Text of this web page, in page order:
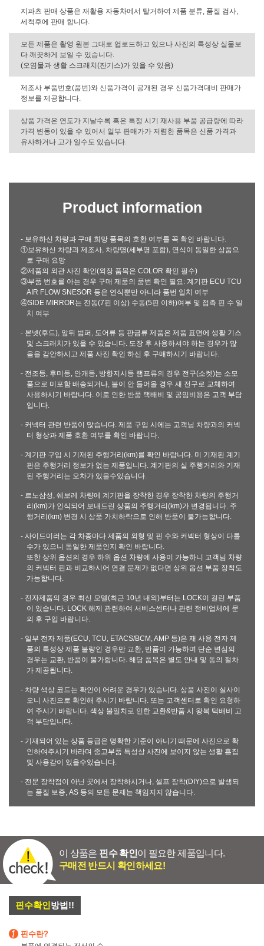
지파츠 판매 상품은 재활용 자동차에서 탈거하여 제품 분류, 품질 검사,
세척후에 판매 합니다.
모든 제품은 촬영 원본 그대로 업로드하고 있으나 사진의 특성상 실물보
다 깨끗하게 보일 수 있습니다.
(오염물과 생활 스크래치(잔기스)가 있을 수 있음)
제조사 부품번호(품번)와 신품가격이 공개된 경우 신품가격대비 판매가
정보를 제공합니다.
상품 가격은 연도가 지날수록 혹은 특정 시기 재사용 부품 공급량에 따라
가격 변동이 있을 수 있어서 일부 판매가가 저렴한 품목은 신품 가격과
유사하거나 고가 일수도 있습니다.
Product information
- 보유하신 차량과 구매 희망 품목의 호환 여부를 꼭 확인 바랍니다.
①보유하신 차량과 제조사, 차량명(세부명 포함), 연식이 동일한 상품으
로 구매 요망
②제품의 외관 사진 확인(외장 품목은 COLOR 확인 필수)
③부품 번호를 아는 경우 구매 제품의 품번 확인 필요: 계기판 ECU TCU
AIR FLOW SNESOR 등은 연식뿐만 아니라 품번 일치 여부
④SIDE MIRROR는 전동(7핀 이상) 수동(5핀 이하)여부 및 접촉 핀 수 일
치 여부
- 본넷(후드), 앞뒤 범퍼, 도어류 등 판금류 제품은 제품 표면에 생활 기스
및 스크래치가 있을 수 있습니다. 도장 후 사용하셔야 하는 경우가 많
음을 감안하시고 제품 사진 확인 하신 후 구매하시기 바랍니다.
- 전조등, 후미등, 안개등, 방향지시등 램프류의 경우 전구(소켓)는 소모
품으로 미포함 배송되거나, 불이 안 들어올 경우 새 전구로 교체하여
사용하시기 바랍니다. 이로 인한 반품 택배비 및 공임비용은 고객 부담
입니다.
- 커넥터 관련 반품이 많습니다. 제품 구입 시에는 고객님 차량과의 커넥
터 형상과 제품 호환 여부를 확인 바랍니다.
- 계기판 구입 시 기재된 주행거리(km)를 확인 바랍니다. 미 기재된 계기
판은 주행거리 정보가 없는 제품입니다. 계기판의 실 주행거리와 기재
된 주행거리는 오차가 있을수있습니다.
- 르노삼성, 쉐보레 차량에 계기판을 장착한 경우 장착한 차량의 주행거
리(km)가 인식되어 보내드린 상품의 주행거리(km)가 변경됩니다. 주
행거리(km) 변경 시 상품 가치하락으로 인해 반품이 불가능합니다.
- 사이드미러는 각 차종마다 제품의 외형 및 핀 수와 커넥터 형상이 다를
수가 있으니 동일한 제품인지 확인 바랍니다.
또한 상위 옵션의 경우 하위 옵션 차량에 사용이 가능하니 고객님 차량
의 커넥터 핀과 비교하시어 연결 문제가 없다면 상위 옵션 부품 장착도
가능합니다.
- 전자제품의 경우 최신 모델(최근 10년 내외)부터는 LOCK이 걸린 부품
이 있습니다. LOCK 해제 관련하여 서비스센터나 관련 정비업체에 문
의 후 구입 바랍니다.
- 일부 전자 제품(ECU, TCU, ETACS/BCM, AMP 등)은 재 사용 전자 제
품의 특성상 제품 불량인 경우만 교환, 반품이 가능하며 단순 변심의
경우는 교환, 반품이 불가합니다. 해당 품목은 별도 안내 및 동의 절차
가 제공됩니다.
- 차량 색상 코드는 확인이 어려운 경우가 있습니다. 상품 사진이 실사이
오니 사진으로 확인해 주시기 바랍니다. 또는 고객센터로 확인 요청하
여 주시기 바랍니다. 색상 불일치로 인한 교환&반품 시 왕복 택배비 고
객 부담입니다.
- 기재되어 있는 상품 등급은 명확한 기준이 아니기 때문에 사진으로 확
인하여주시기 바라며 중고부품 특성상 사진에 보이지 않는 생활 흠집
및 사용감이 있을수있습니다.
- 전문 장착점이 아닌 곳에서 장착하시거나, 셀프 장착(DIY)으로 발생되
는 품질 보증, AS 등의 모든 문제는 책임지지 않습니다.
이 상품은 핀수 확인이 필요한 제품입니다.
구매전 반드시 확인하세요!
핀수확인방법!!
핀수란?